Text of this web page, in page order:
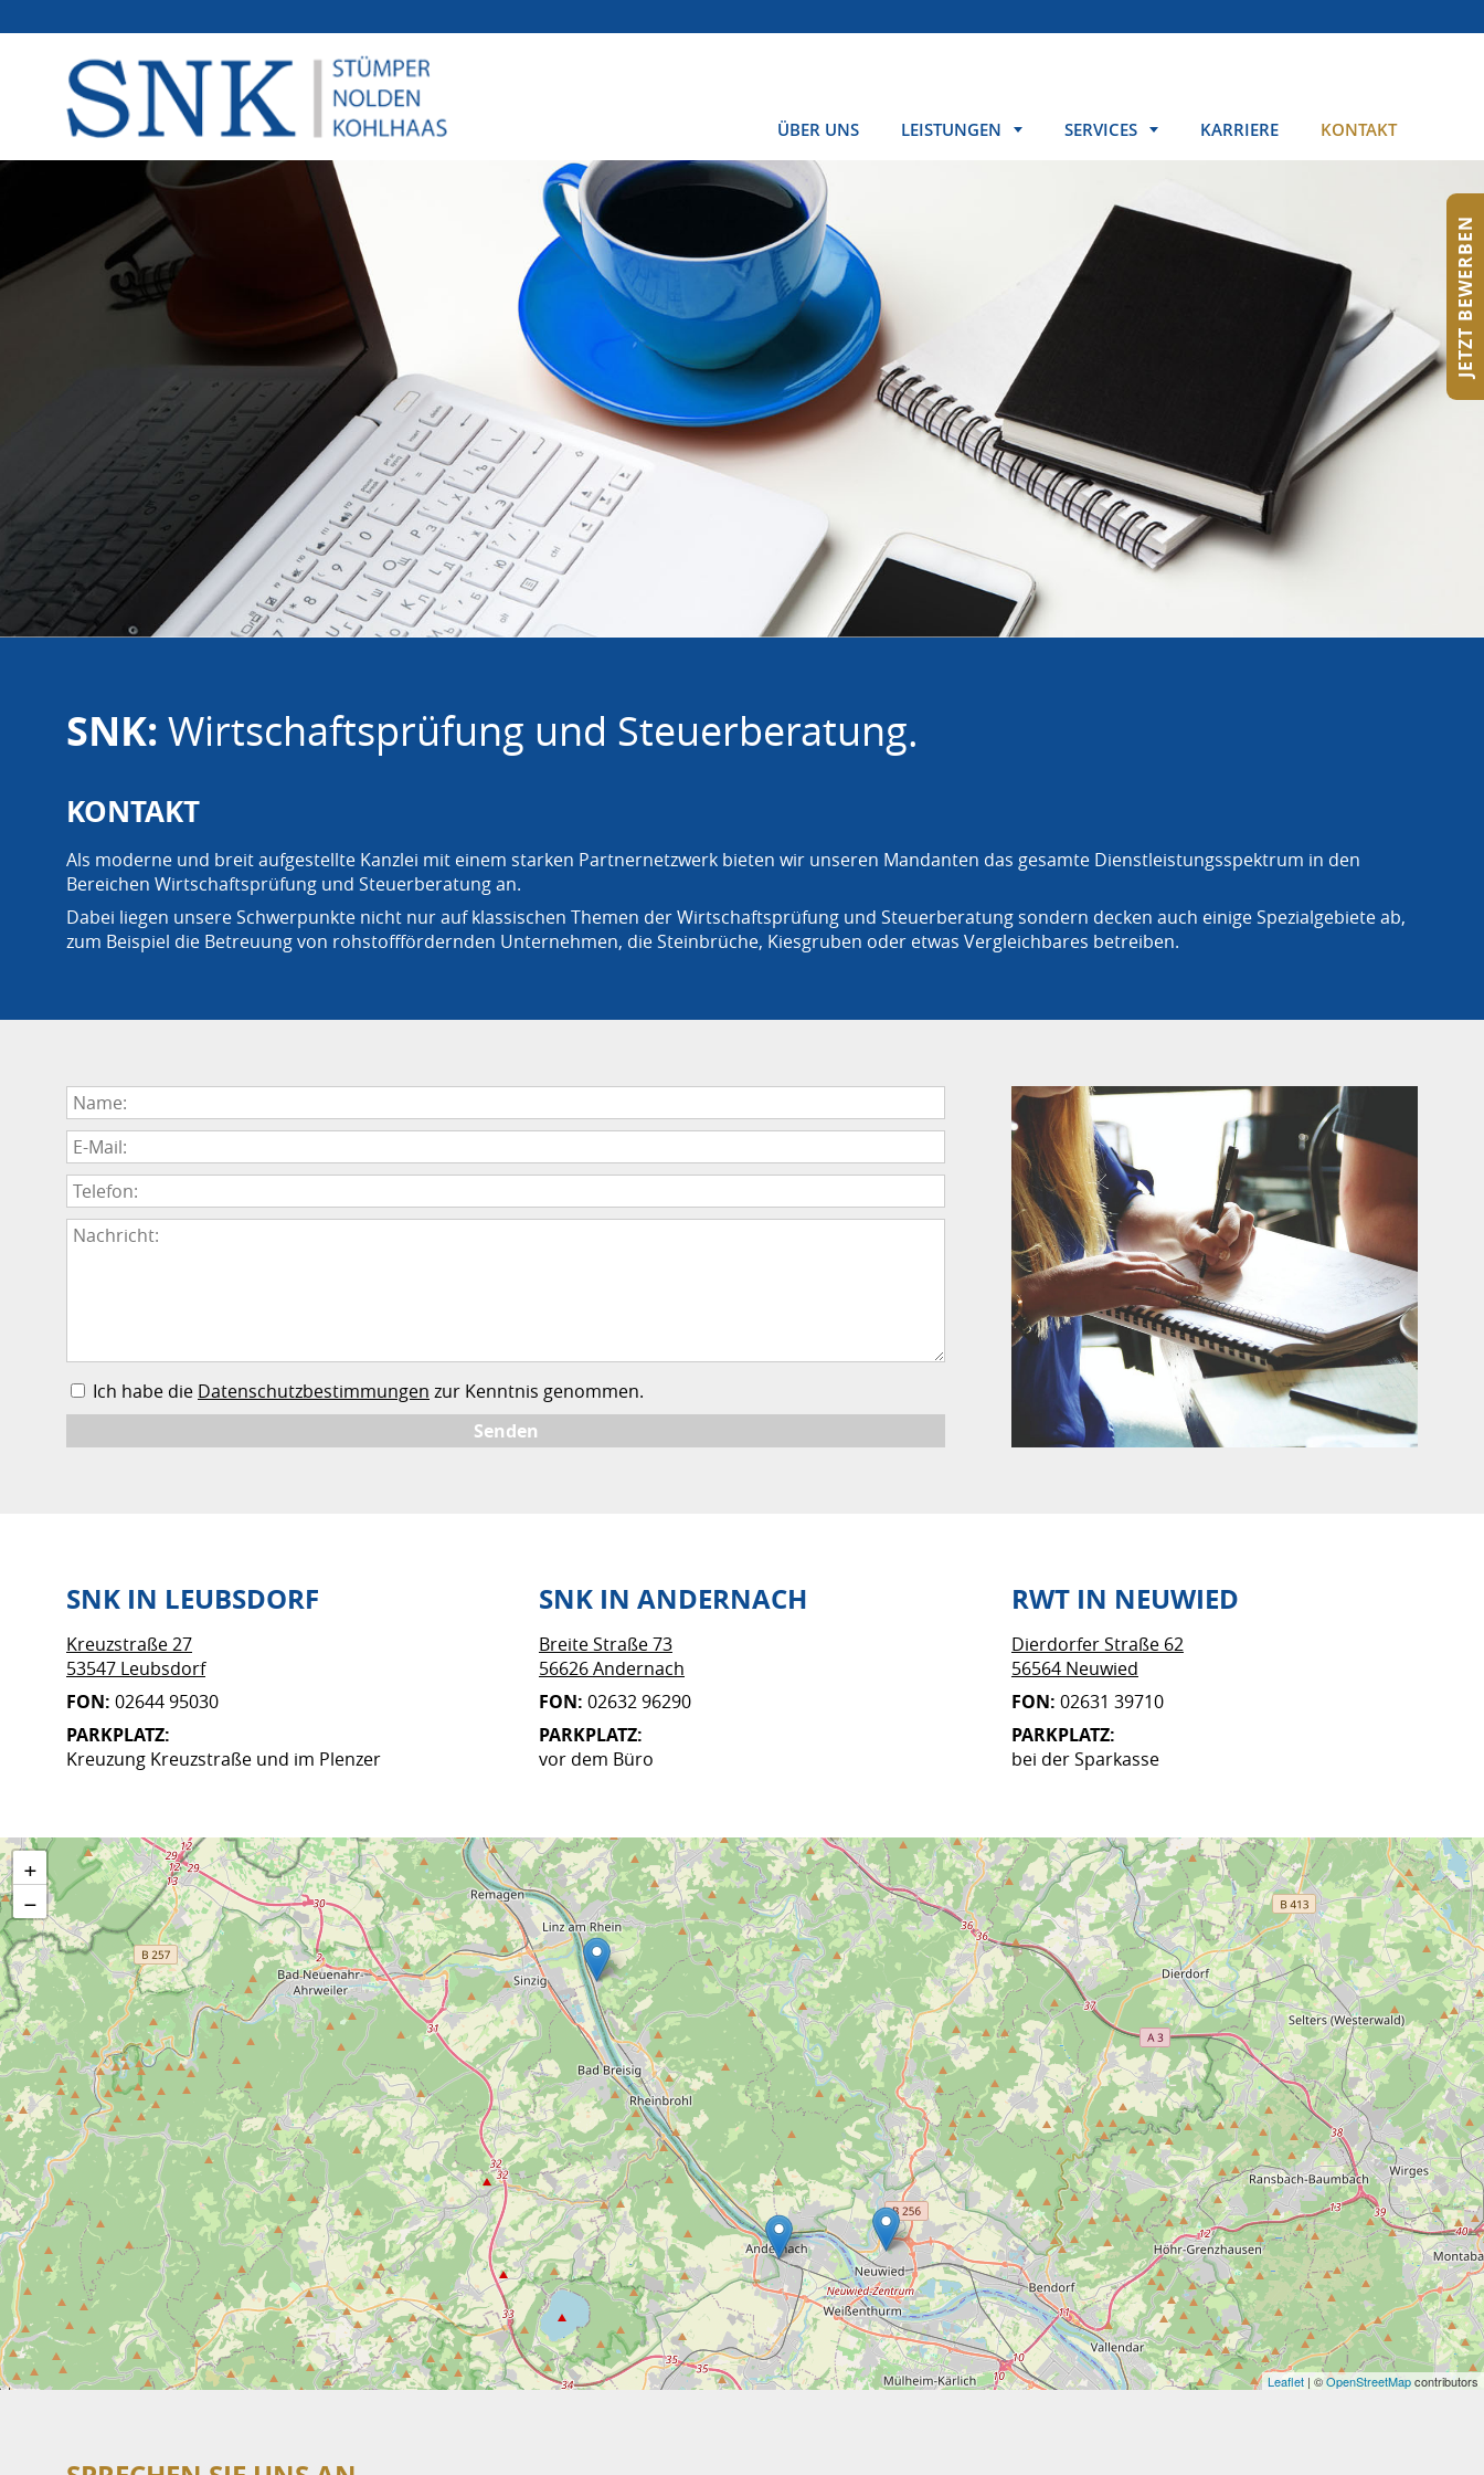
JETZT BEWERBEN
ÜBER UNS LEISTUNGEN SERVICES KARRIERE KONTAKT
SNK: Wirtschaftsprüfung und Steuerberatung.
KONTAKT
Als moderne und breit aufgestellte Kanzlei mit einem starken Partnernetzwerk bieten wir unseren Mandanten das gesamte Dienstleistungsspektrum in den
Bereichen Wirtschaftsprüfung und Steuerberatung an.
Dabei liegen unsere Schwerpunkte nicht nur auf klassischen Themen der Wirtschaftsprüfung und Steuerberatung sondern decken auch einige Spezialgebiete ab,
zum Beispiel die Betreuung von rohstofffördernden Unternehmen, die Steinbrüche, Kiesgruben oder etwas Vergleichbares betreiben.
Fotografie Hilfe:
Angebot Fahrrad:
Ich habe die Datenschutzbestimmungen zur Kenntnis genommen.
SNK IN LEUBSDORF
Kreuzstraße 27
53547 Leubsdorf
FON: 02644 95030
PARKPLATZ:
Kreuzung Kreuzstraße und im Plenzer
SNK IN ANDERNACH
Breite Straße 73
56626 Andernach
FON: 02632 96290
PARKPLATZ:
vor dem Büro
RWT IN NEUWIED
Dierdorfer Straße 62
56564 Neuwied
FON: 02631 39710
PARKPLATZ:
bei der Sparkasse
+
−
Leaflet | ©OpenStreetMapcontributors